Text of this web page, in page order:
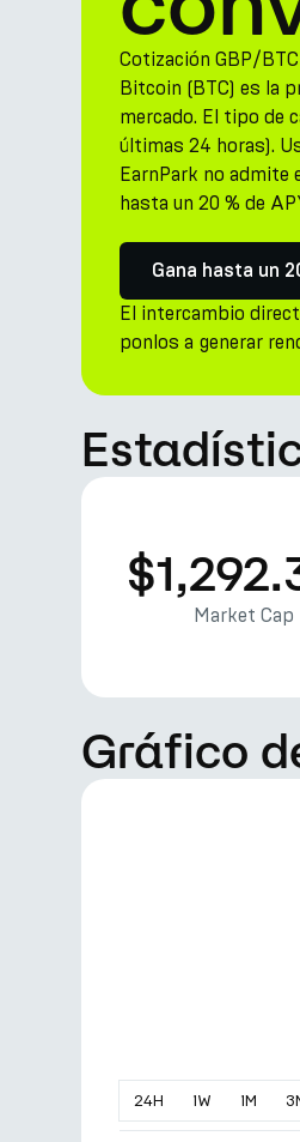
Cotización GBP/
Bitcoin (BTC) es la
mercado. El tipo de
últimas 24 horas).
EarnPark no admite
hasta un 20 % de
Gana hasta un
El intercambio
ponlos a generar
Market Cap
Gráfico
24H 1W 1M 3